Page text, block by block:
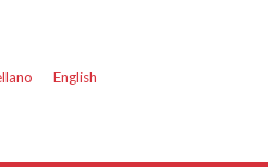
English